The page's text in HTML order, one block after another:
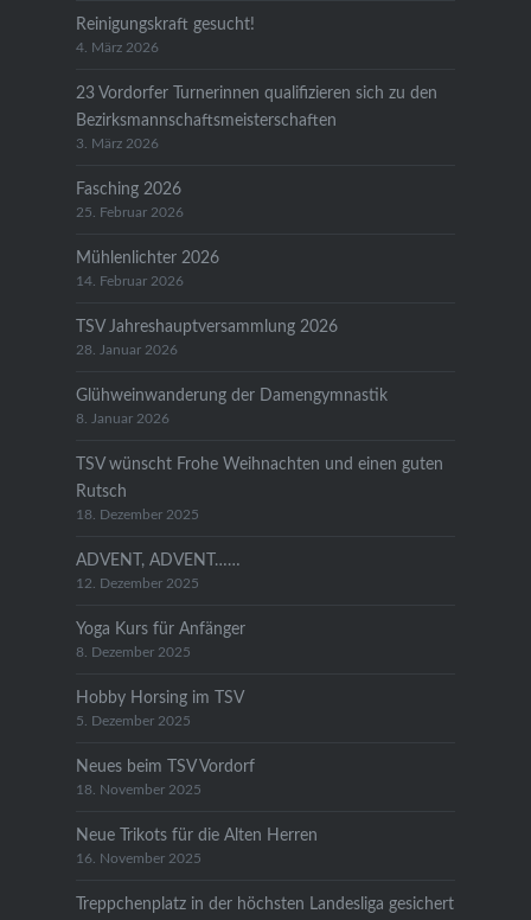
Reinigungskraft gesucht!
4. März 2026
23 Vordorfer Turnerinnen qualifizieren sich zu den
Bezirksmannschaftsmeisterschaften
3. März 2026
Fasching 2026
25. Februar 2026
Mühlenlichter 2026
14. Februar 2026
TSV Jahreshauptversammlung 2026
28. Januar 2026
Glühweinwanderung der Damengymnastik
8. Januar 2026
TSV wünscht Frohe Weihnachten und einen guten
Rutsch
18. Dezember 2025
ADVENT, ADVENT……
12. Dezember 2025
Yoga Kurs für Anfänger
8. Dezember 2025
Hobby Horsing im TSV
5. Dezember 2025
Neues beim TSV Vordorf
18. November 2025
Neue Trikots für die Alten Herren
16. November 2025
Treppchenplatz in der höchsten Landesliga gesichert